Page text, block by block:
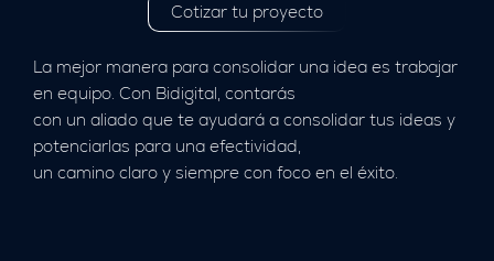
Cotizar tu proyecto
La mejor manera para consolidar una idea es trabajar
en equipo. Con Bidigital, contarás
con un aliado que te ayudará a consolidar tus ideas y
potenciarlas para una efectividad,
un camino claro y siempre con foco en el éxito.